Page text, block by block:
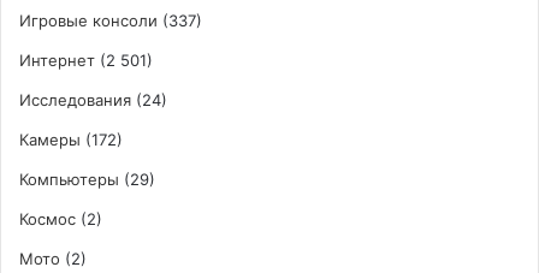
Игровые консоли (337)
Интернет (2 501)
Исследования (24)
Камеры (172)
Компьютеры (29)
Космос (2)
Мото (2)